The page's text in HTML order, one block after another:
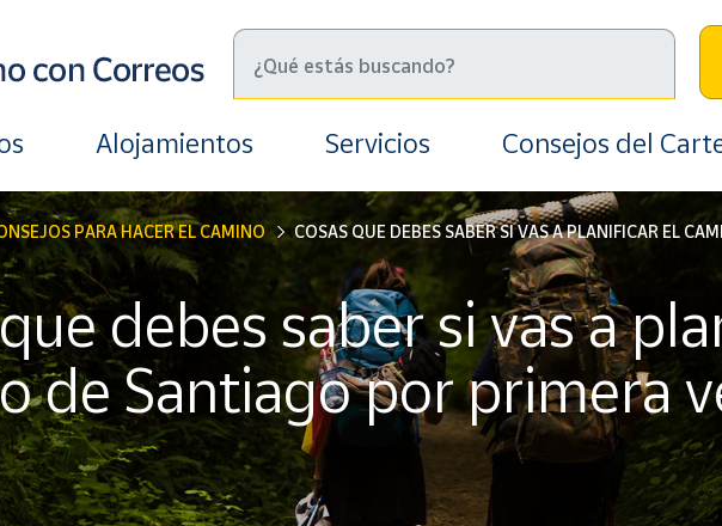
Alojamientos Servicios Consejos del
PARA HACER EL CAMINO COSAS QUE DEBES SABER SI VAS A PLANIFICAR EL
debes saber si vas a
de Santiago por primera